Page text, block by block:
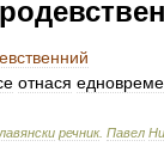
отнася
речник. Павел